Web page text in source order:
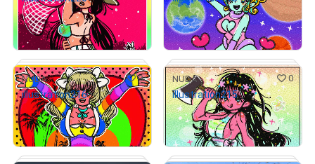
# 3/10
# 4/10
¥926
売出し（初回販売）
# 2/10
¥926
売出し（初回販売）
NUDA 0
illustration216
¥926
売出し（初回販売）
NUDA 0
illustration215
¥926
売出し（初回販売）